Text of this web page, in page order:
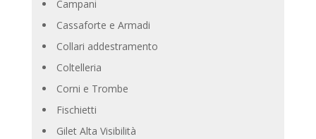
Campani
Cassaforte e Armadi
Collari addestramento
Coltelleria
Corni e Trombe
Fischietti
Gilet Alta Visibilità